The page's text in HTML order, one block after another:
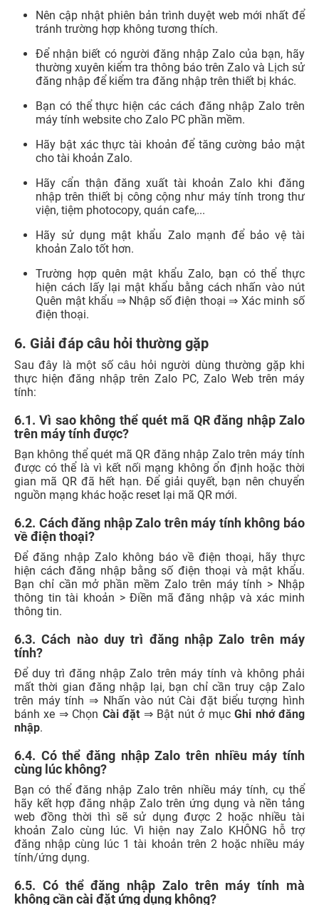
Nên cập nhật phiên bản trình duyệt web mới nhất để
tránh trường hợp không tương thích.
Để nhận biết có người đăng nhập Zalo của bạn, hãy
thường xuyên kiểm tra thông báo trên Zalo và Lịch sử
đăng nhập để kiểm tra đăng nhập trên thiết bị khác.
Bạn có thể thực hiện các cách đăng nhập Zalo trên
máy tính website cho Zalo PC phần mềm.
Hãy bật xác thực tài khoản để tăng cường bảo mật
cho tài khoản Zalo.
Hãy cẩn thận đăng xuất tài khoản Zalo khi đăng
nhập trên thiết bị công cộng như máy tính trong thư
viện, tiệm photocopy, quán cafe,...
Hãy sử dụng mật khẩu Zalo mạnh để bảo vệ tài
khoản Zalo tốt hơn.
Trường hợp quên mật khẩu Zalo, bạn có thể thực
hiện cách lấy lại mật khẩu bằng cách nhấn vào nút
Quên mật khẩu ⇒ Nhập số điện thoại ⇒ Xác minh số
điện thoại.
6. Giải đáp câu hỏi thường gặp
Sau đây là một số câu hỏi người dùng thường gặp khi
thực hiện đăng nhập trên Zalo PC, Zalo Web trên máy
tính:
6.1. Vì sao không thể quét mã QR đăng nhập Zalo
trên máy tính được?
Bạn không thể quét mã QR đăng nhập Zalo trên máy tính
được có thể là vì kết nối mạng không ổn định hoặc thời
gian mã QR đã hết hạn. Để giải quyết, bạn nên chuyển
nguồn mạng khác hoặc reset lại mã QR mới.
6.2. Cách đăng nhập Zalo trên máy tính không báo
về điện thoại?
Để đăng nhập Zalo không báo về điện thoại, hãy thực
hiện cách đăng nhập bằng số điện thoại và mật khẩu.
Bạn chỉ cần mở phần mềm Zalo trên máy tính > Nhập
thông tin tài khoản > Điền mã đăng nhập và xác minh
thông tin.
6.3. Cách nào duy trì đăng nhập Zalo trên máy
tính?
Để duy trì đăng nhập Zalo trên máy tính và không phải
mất thời gian đăng nhập lại, bạn chỉ cần truy cập Zalo
trên máy tính ⇒ Nhấn vào nút Cài đặt biểu tượng hình
bánh xe ⇒ Chọn Cài đặt ⇒ Bật nút ở mụcGhi nhớ đăng
nhập.
6.4. Có thể đăng nhập Zalo trên nhiều máy tính
cùng lúc không?
Bạn có thể đăng nhập Zalo trên nhiều máy tính, cụ thể
hãy kết hợp đăng nhập Zalo trên ứng dụng và nền tảng
web đồng thời thì sẽ sử dụng được 2 hoặc nhiều tài
khoản Zalo cùng lúc. Vì hiện nay Zalo KHÔNG hỗ trợ
đăng nhập cùng lúc 1 tài khoản trên 2 hoặc nhiều máy
tính/ứng dụng.
6.5. Có thể đăng nhập Zalo trên máy tính mà
không cần cài đặt ứng dụng không?